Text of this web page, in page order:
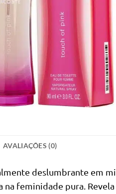
AVALIAÇÕES (0)
deslumbrante em
na feminidade pura.